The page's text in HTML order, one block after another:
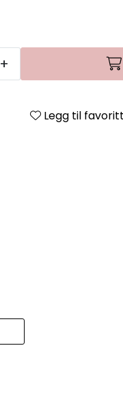
+
Legg til